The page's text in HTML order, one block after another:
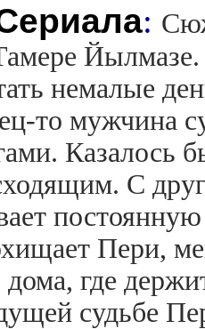
:
немалые
то мужчина
Казалось
С
Пери,
дома, где
судьбе